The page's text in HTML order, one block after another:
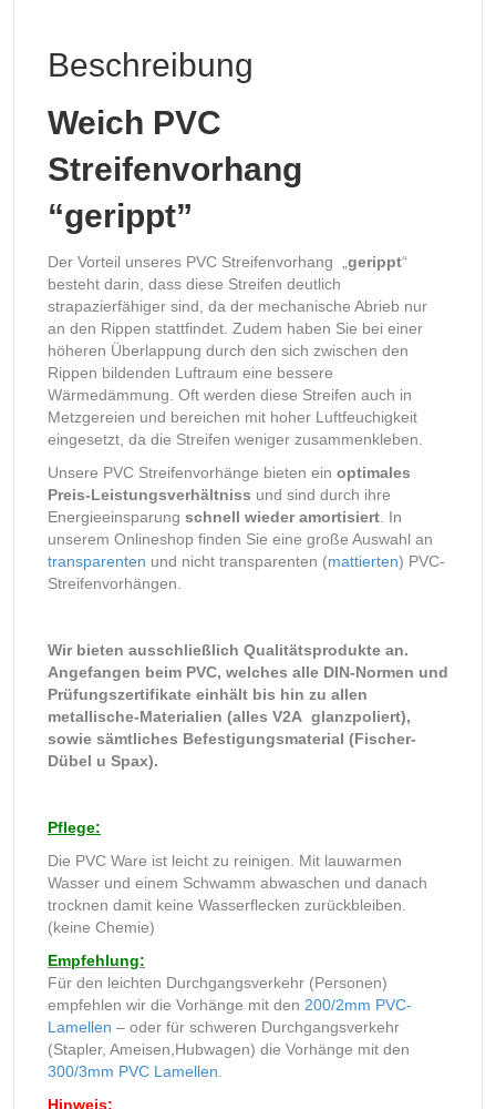
Beschreibung
Weich PVC
Streifenvorhang
“gerippt”
Der Vorteil unseres PVC Streifenvorhang „ gerippt“
besteht darin, dass diese Streifen deutlich
strapazierfähiger sind, da der mechanische Abrieb nur
an den Rippen stattfindet. Zudem haben Sie bei einer
höheren Überlappung durch den sich zwischen den
Rippen bildenden Luftraum eine bessere
Wärmedämmung. Oft werden diese Streifen auch in
Metzgereien und bereichen mit hoher Luftfeuchigkeit
eingesetzt, da die Streifen weniger zusammenkleben.
Unsere PVC Streifenvorhänge bieten ein optimales
Preis-Leistungsverhältniss und sind durch ihre
Energieeinsparung schnell wieder amortisiert . In
unserem Onlineshop finden Sie eine große Auswahl an
transparenten und nicht transparenten (mattierten) PVC-
Streifenvorhängen.
Wir bieten ausschließlich Qualitätsprodukte an.
Angefangen beim PVC, welches alle DIN-Normen und
Prüfungszertifikate einhält bis hin zu allen
metallische-Materialien (alles V2A glanzpoliert),
sowie sämtliches Befestigungsmaterial (Fischer-
Dübel u Spax).
Pflege:
Die PVC Ware ist leicht zu reinigen. Mit lauwarmen
Wasser und einem Schwamm abwaschen und danach
trocknen damit keine Wasserflecken zurückbleiben.
(keine Chemie)
Empfehlung:
Für den leichten Durchgangsverkehr (Personen)
empfehlen wir die Vorhänge mit den 200/2mm PVC-
Lamellen – oder für schweren Durchgangsverkehr
(Stapler, Ameisen,Hubwagen) die Vorhänge mit den
300/3mm PVC Lamellen
Hinweis: